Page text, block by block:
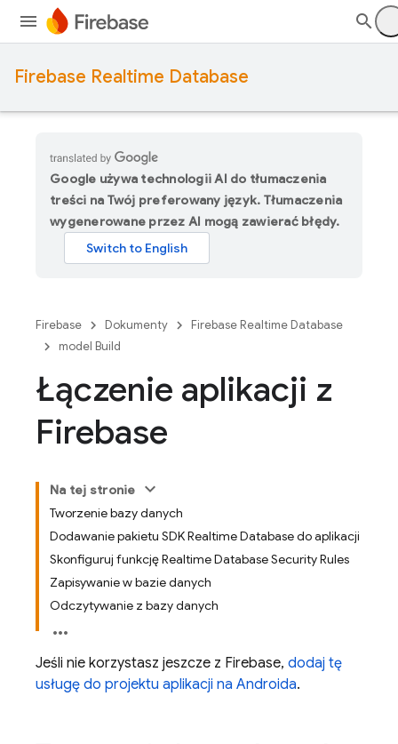
Firebase Realtime Database
Google używa technologii AI do tłumaczenia
treści na Twój preferowany język. Tłumaczenia
wygenerowane przez AI mogą zawierać błędy.
Firebase Dokumenty
Firebase Realtime Database
model Build
Łączenie aplikacji z
Firebase
Na tej stronie
Tworzenie bazy danych
Dodawanie pakietu SDK Realtime Database do aplikacji
Skonfiguruj funkcję Realtime Database Security Rules
Zapisywanie w bazie danych
Odczytywanie z bazy danych
Jeśli nie korzystasz jeszcze z Firebase, dodaj tę
usługę do projektu aplikacji na Androida.